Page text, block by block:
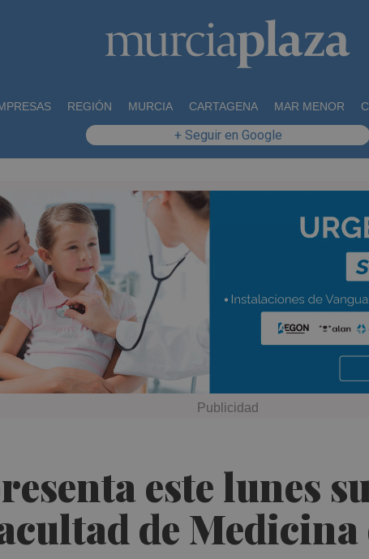
REGIÓN MURCIA CARTAGENA MAR MENOR
+ Seguir en Google
este lunes
de